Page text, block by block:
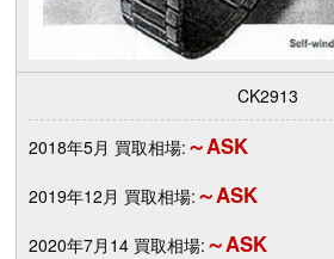
CK2913
2018年5月 買取相場: ～ASK
2019年12月 買取相場: ～ASK
2020年7月14 買取相場: ～ASK